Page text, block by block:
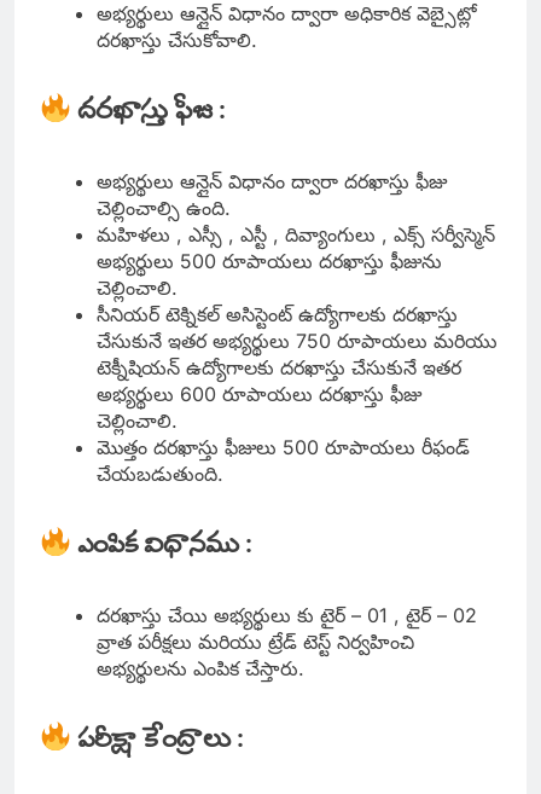
అభ్యర్థులు ఆన్లైన్ విధానం ద్వారా అధికారిక వెబ్సైట్లో
దరఖాస్తు చేసుకోవాలి.
దరఖాస్తు ఫీజు :
అభ్యర్థులు ఆన్లైన్ విధానం ద్వారా దరఖాస్తు ఫీజు
చెల్లించాల్సి ఉంది.
మహిళలు , ఎస్సీ , ఎస్టీ , దివ్యాంగులు , ఎక్స్ సర్వీస్మెన్
అభ్యర్థులు 500 రూపాయలు దరఖాస్తు ఫీజును
చెల్లించాలి.
సీనియర్ టెక్నికల్ అసిస్టెంట్ ఉద్యోగాలకు దరఖాస్తు
చేసుకునే ఇతర అభ్యర్థులు 750 రూపాయలు మరియు
టెక్నీషియన్ ఉద్యోగాలకు దరఖాస్తు చేసుకునే ఇతర
అభ్యర్థులు 600 రూపాయలు దరఖాస్తు ఫీజు
చెల్లించాలి.
మొత్తం దరఖాస్తు ఫీజులు 500 రూపాయలు రీఫండ్
చేయబడుతుంది.
ఎంపిక విధానము :
దరఖాస్తు చేయి అభ్యర్థులు కు టైర్ – 01 , టైర్ – 02
వ్రాత పరీక్షలు మరియు ట్రేడ్ టెస్ట్ నిర్వహించి
అభ్యర్థులను ఎంపిక చేస్తారు.
పరీక్షా కేంద్రాలు :